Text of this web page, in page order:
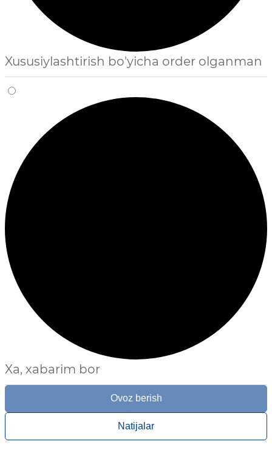
Xususiylashtirish bo'yicha order olganman
Xa, xabarim bor
Ovoz berish
Natijalar